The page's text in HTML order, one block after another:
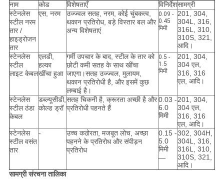
नाम
कोड विशेषताएँ विनिर्देशसामग्री
स्टेनलेस
स्टील नरम
तार /
हाइड्रोजन
तार
एस, नरम
उज्ज्वल सतह, नरम, कोई चुंबकत्व,
थकान प्रतिरोध, बड़े विस्तार बल और
अन्य विशेषताएं
0.09 -
0.45
मिमी
201, 304,
304L, 316,
316L, 310,
310S, 321,
आदि।
स्टेनलेस
स्टील
लाइट केबल
एलडी,
हल्का
खींचा हुआ
गर्मी उपचार के बाद, स्टील के तार को
छोटी कमी सतह के साथ खींचा
जाएगा।सतह उज्ज्वल, मुलायम,
थकान प्रतिरोधी है, और इसमें कुछ
लम्बाई है।
0.5 -
1.5
मिमी
201, 304,
304 एल,
316, 316
एल, आदि।
स्टेनलेस
स्टील ठंडा
केबल
डब्ल्यूसीडी,
कोल्ड ड्रॉ
सतह चिकनी है, क्रूरता अच्छी है और
प्रतिरोधी पहनते हैं
0.03 -
6.0
मिमी
201, 304,
304 एल,
316, 316
एल, आदि।
स्टेनलेस
स्टील वसंत
तार
-
उच्च कठोरता, मजबूत लोच, अच्छा
पहनने के प्रतिरोध और संपीड़न
प्रतिरोध
0.15 -
5.0
मिमी
—
302, 304H,
304L, 316,
316L, 310,
310S, 321,
आदि।
सामग्री संरचना तालिका